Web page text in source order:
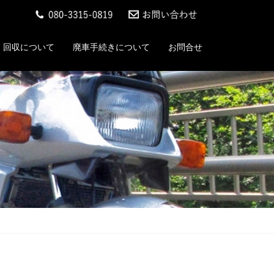
回収について 廃車手続きについて お問合せ